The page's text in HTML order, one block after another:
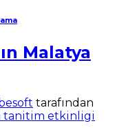
Malatya
tarafından